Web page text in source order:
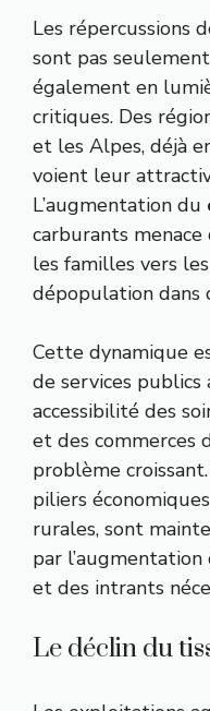
Les répercussions
sont pas
également en
critiques. Des
et les Alpes, déjà
voient leur
L’augmentation du
carburants
les familles vers
dépopulation dans
Cette dynamique
de services publics
accessibilité des
et des commerces
problème
piliers
rurales, sont
par l’augmentation
et des intrants
Le déclin du